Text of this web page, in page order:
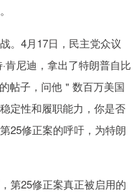
。4月17日，民主党众议
肯尼迪，拿出了特朗普自比
帖子，问他＂数百万美国
定性和履职能力，你是否
25修正案的呼吁，为特朗
第25修正案真正被启用的